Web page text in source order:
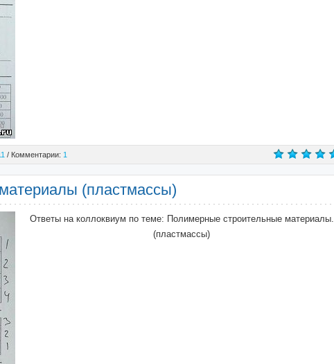
/ Комментарии: 1
(пластмассы)
Ответы на коллоквиум по теме: Полимерные строительные материалы.
(пластмассы)